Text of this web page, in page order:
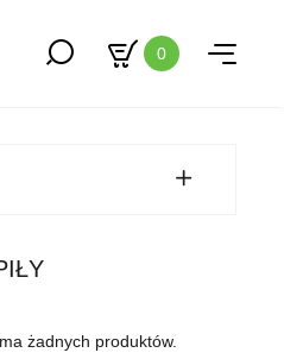
0
żadnych produktów.